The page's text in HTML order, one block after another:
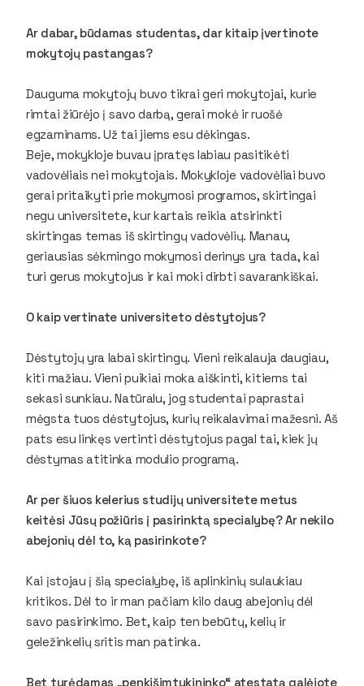
Ar dabar, būdamas studentas, dar kitaip įvertinote
mokytojų pastangas?
Dauguma mokytojų buvo tikrai geri mokytojai, kurie
rimtai žiūrėjo į savo darbą, gerai mokė ir ruošė
egzaminams. Už tai jiems esu dėkingas.
Beje, mokykloje buvau įpratęs labiau pasitikėti
vadovėliais nei mokytojais. Mokykloje vadovėliai buvo
gerai pritaikyti prie mokymosi programos, skirtingai
negu universitete, kur kartais reikia atsirinkti
skirtingas temas iš skirtingų vadovėlių. Manau,
geriausias sėkmingo mokymosi derinys yra tada, kai
turi gerus mokytojus ir kai moki dirbti savarankiškai.
O kaip vertinate universiteto dėstytojus?
Dėstytojų yra labai skirtingų. Vieni reikalauja daugiau,
kiti mažiau. Vieni puikiai moka aiškinti, kitiems tai
sekasi sunkiau. Natūralu, jog studentai paprastai
mėgsta tuos dėstytojus, kurių reikalavimai mažesni. Aš
pats esu linkęs vertinti dėstytojus pagal tai, kiek jų
dėstymas atitinka modulio programą.
Ar per šiuos kelerius studijų universitete metus
keitėsi Jūsų požiūris į pasirinktą specialybę? Ar nekilo
abejonių dėl to, ką pasirinkote?
Kai įstojau į šią specialybę, iš aplinkinių sulaukiau
kritikos. Dėl to ir man pačiam kilo daug abejonių dėl
savo pasirinkimo. Bet, kaip ten bebūtų, kelių ir
geležinkelių sritis man patinka.
Bet turėdamas „penkišimtukininko“ atestatą galėjote